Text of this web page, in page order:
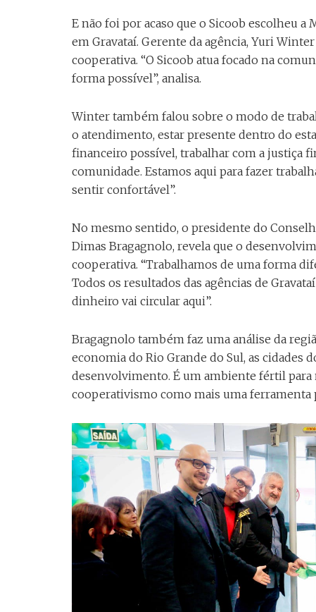
E não foi por acaso que o Sicoob escolheu a
em Gravataí. Gerente da agência, Yuri
cooperativa. “O Sicoob atua focado na
forma possível”, analisa.
Winter também falou sobre o modo de
o atendimento, estar presente dentro do
financeiro possível, trabalhar com a justiça
comunidade. Estamos aqui para fazer
sentir confortável”.
No mesmo sentido, o presidente do
Dimas Bragagnolo, revela que o
cooperativa. “Trabalhamos de uma forma
Todos os resultados das agências de
dinheiro vai circular aqui”.
Bragagnolo também faz uma análise da
economia do Rio Grande do Sul, as cidades
desenvolvimento. É um ambiente fértil
cooperativismo como mais uma ferramenta